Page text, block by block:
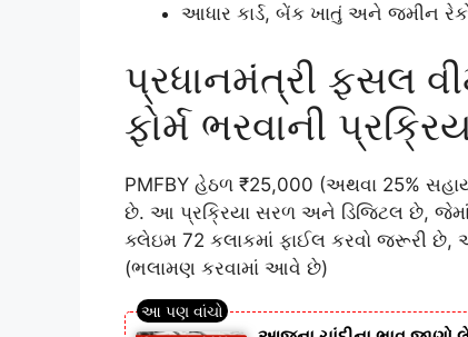
આધાર કાર્ડ, બેંક ખાતું અને જમીન
પ્રધાનમંત્રી ફસલ
ફોર્મ ભરવાની
PMFBY હેઠળ ₹25,000 (અથવા 25%
છે. આ પ્રક્રિયા સરળ અને ડિજિટલ છે,
ક્લેઇમ 72 કલાકમાં ફાઈલ કરવો જરૂરી
(ભલામણ કરવામાં આવે છે)